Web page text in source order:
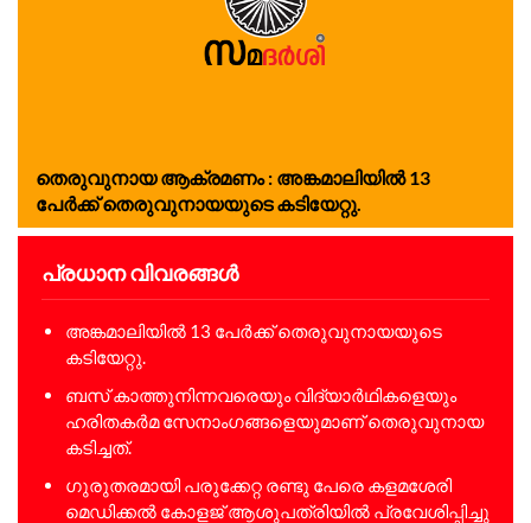
തെരുവുനായ ആക്രമണം : അങ്കമാലിയില്‍ 13
പേര്‍ക്ക് തെരുവുനായയുടെ കടിയേറ്റു.
പ്രധാന വിവരങ്ങൾ
അങ്കമാലിയില്‍ 13 പേര്‍ക്ക് തെരുവുനായയുടെ
കടിയേറ്റു.
ബസ് കാത്തുനിന്നവരെയും വിദ്യാര്‍ഥികളെയും
ഹരിതകര്‍മ സേനാംഗങ്ങളെയുമാണ് തെരുവുനായ
കടിച്ചത്.
ഗുരുതരമായി പരുക്കേറ്റ രണ്ടു പേരെ കളമശേരി
മെഡിക്കല്‍ കോളജ് ആശുപത്രിയില്‍ പ്രവേശിപ്പിച്ചു